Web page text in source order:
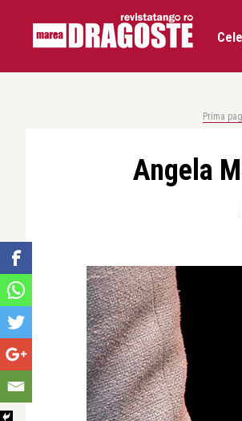
Prima
Angela